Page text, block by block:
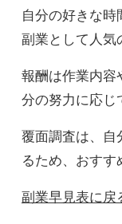
自分の好きな
副業として人気
報酬は作業内容
分の努力に応じ
覆面調査は、自
るため、おすす
副業早見表に戻